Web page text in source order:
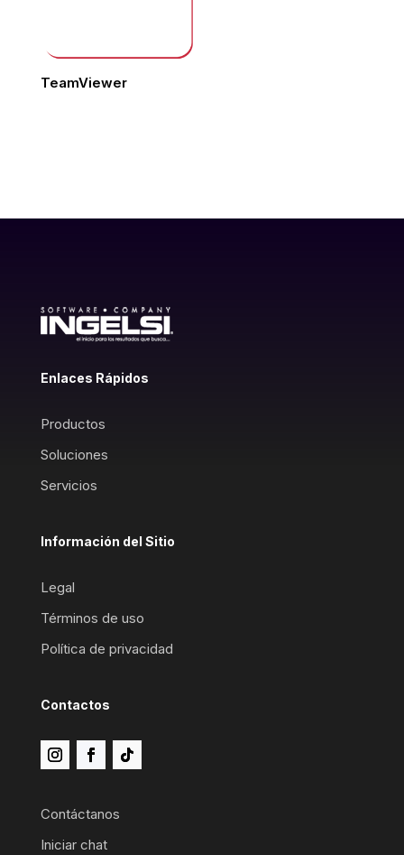
TeamViewer
Enlaces Rápidos
Productos
Soluciones
Servicios
Información del Sitio
Legal
Términos de uso
Política de privacidad
Contactos
Contáctanos
Iniciar chat